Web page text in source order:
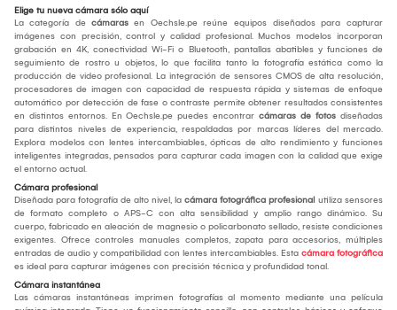
Elige tu nueva cámara sólo aquí
La categoría de cámaras en Oechsle.pe reúne equipos diseñados para capturar
imágenes con precisión, control y calidad profesional. Muchos modelos incorporan
grabación en 4K, conectividad Wi-Fi o Bluetooth, pantallas abatibles y funciones de
seguimiento de rostro u objetos, lo que facilita tanto la fotografía estática como la
producción de video profesional. La integración de sensores CMOS de alta resolución,
procesadores de imagen con capacidad de respuesta rápida y sistemas de enfoque
automático por detección de fase o contraste permite obtener resultados consistentes
en distintos entornos. En Oechsle.pe puedes encontrar cámaras de fotos diseñadas
para distintos niveles de experiencia, respaldadas por marcas líderes del mercado.
Explora modelos con lentes intercambiables, ópticas de alto rendimiento y funciones
inteligentes integradas, pensados para capturar cada imagen con la calidad que exige
el entorno actual.
Cámara profesional
Diseñada para fotografía de alto nivel, la cámara fotográfica profesional utiliza sensores
de formato completo o APS-C con alta sensibilidad y amplio rango dinámico. Su
cuerpo, fabricado en aleación de magnesio o policarbonato sellado, resiste condiciones
exigentes. Ofrece controles manuales completos, zapata para accesorios, múltiples
entradas de audio y compatibilidad con lentes intercambiables. Esta cámara fotográfica
es ideal para capturar imágenes con precisión técnica y profundidad tonal.
Cámara instantánea
Las cámaras instantáneas imprimen fotografías al momento mediante una película